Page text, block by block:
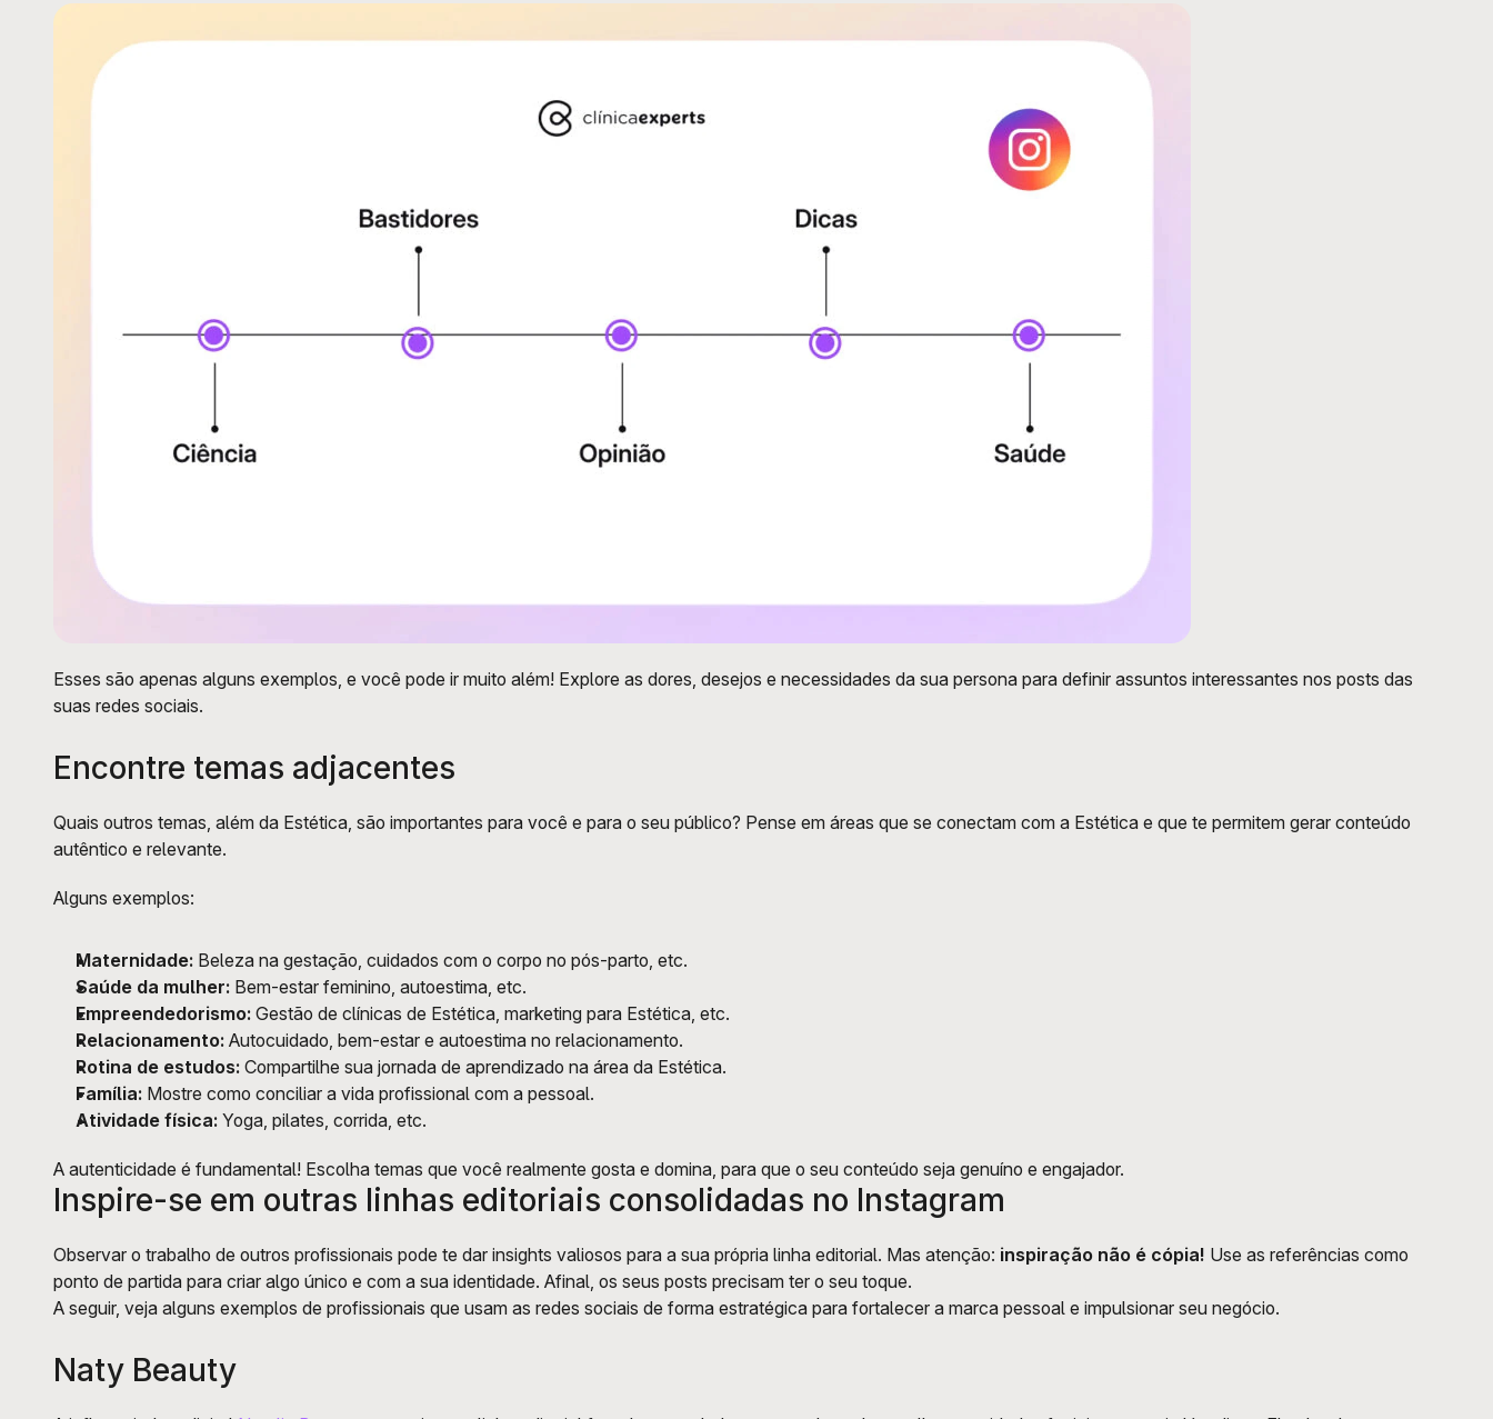
Esses são apenas alguns exemplos, e você pode ir muito além! Explore as dores, desejos e necessidades da sua persona para definir assuntos interessantes nos posts das
suas redes sociais.
Encontre temas adjacentes
Quais outros temas, além da Estética, são importantes para você e para o seu público? Pense em áreas que se conectam com a Estética e que te permitem gerar conteúdo
autêntico e relevante.
Alguns exemplos:
Maternidade: Beleza na gestação, cuidados com o corpo no pós-parto, etc.
Saúde da mulher: Bem-estar feminino, autoestima, etc.
Empreendedorismo: Gestão de clínicas de Estética, marketing para Estética, etc.
Relacionamento: Autocuidado, bem-estar e autoestima no relacionamento.
Rotina de estudos: Compartilhe sua jornada de aprendizado na área da Estética.
Família: Mostre como conciliar a vida profissional com a pessoal.
Atividade física: Yoga, pilates, corrida, etc.
A autenticidade é fundamental! Escolha temas que você realmente gosta e domina, para que o seu conteúdo seja genuíno e engajador.
Inspire-se em outras linhas editoriais consolidadas no Instagram
Observar o trabalho de outros profissionais pode te dar insights valiosos para a sua própria linha editorial. Mas atenção: inspiração não é cópia! Use as referências como
ponto de partida para criar algo único e com a sua identidade. Afinal, os seus posts precisam ter o seu toque.
A seguir, veja alguns exemplos de profissionais que usam as redes sociais de forma estratégica para fortalecer a marca pessoal e impulsionar seu negócio.
Naty Beauty